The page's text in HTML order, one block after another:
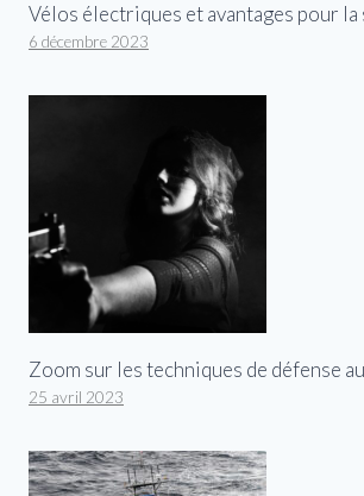
Vélos électriques et avantages pour la
6 décembre 2023
Zoom sur les techniques de défense
25 avril 2023